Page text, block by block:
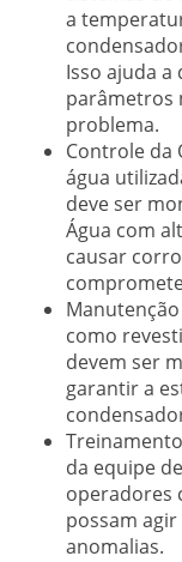
a
Isso ajuda
parâmetros
problema.
Controle da
água
deve ser
Água com
causar
como
devem ser
garantir a
da equipe
operadores
possam
anomalias.